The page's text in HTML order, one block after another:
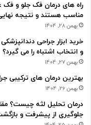
مناسب هستند و نتیجه
بهمن 28, 1404
خرید ابزار جراحی
و انتخاب اشتباه را می گیرد؟
بهمن 27, 1404
بهترین درمان های ترکیبی
بهمن 26, 1404
درمان تحلیل لثه چیست؟
جلوگیری از پیشرفت و